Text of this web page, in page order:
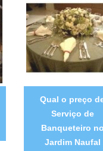
Qual o preço
Serviço de
Banqueteiro
Jardim Naufal